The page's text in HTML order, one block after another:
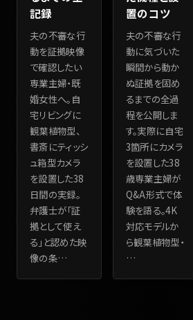
記録
夫の不審な行
動を証拠映像
で確認したい
専業主婦・既
婚女性へ。自
宅リビングに
観葉植物型、
書斎にティッシ
ュ箱型カメラ
を設置した38
日間の実録。
弁護士が「証
拠として使え
る」と認めた映
像の条…
置のコツ
夫の不審な行
動に気づいた
瞬間から動か
ぬ証拠を固め
るまでの全過
程を公開しま
す。実際に自宅
3箇所にカメラ
を設置した38
歳専業主婦が
Q&A形式で体
験を語る。4K
対応モデルか
ら観葉植物型・
…